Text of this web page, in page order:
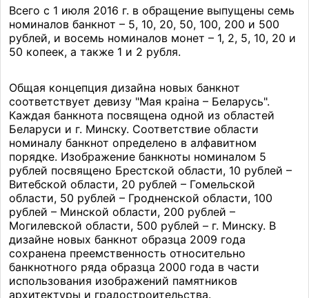
Всего с 1 июля 2016 г. в обращение выпущены семь
номиналов банкнот – 5, 10, 20, 50, 100, 200 и 500
рублей, и восемь номиналов монет – 1, 2, 5, 10, 20 и
50 копеек, а также 1 и 2 рубля.
Общая концепция дизайна новых банкнот
соответствует девизу "Мая краіна – Беларусь".
Каждая банкнота посвящена одной из областей
Беларуси и г. Минску. Соответствие области
номиналу банкнот определено в алфавитном
порядке. Изображение банкноты номиналом 5
рублей посвящено Брестской области, 10 рублей –
Витебской области, 20 рублей – Гомельской
области, 50 рублей – Гродненской области, 100
рублей – Минской области, 200 рублей –
Могилевской области, 500 рублей – г. Минску. В
дизайне новых банкнот образца 2009 года
сохранена преемственность относительно
банкнотного ряда образца 2000 года в части
использования изображений памятников
архитектуры и градостроительства.